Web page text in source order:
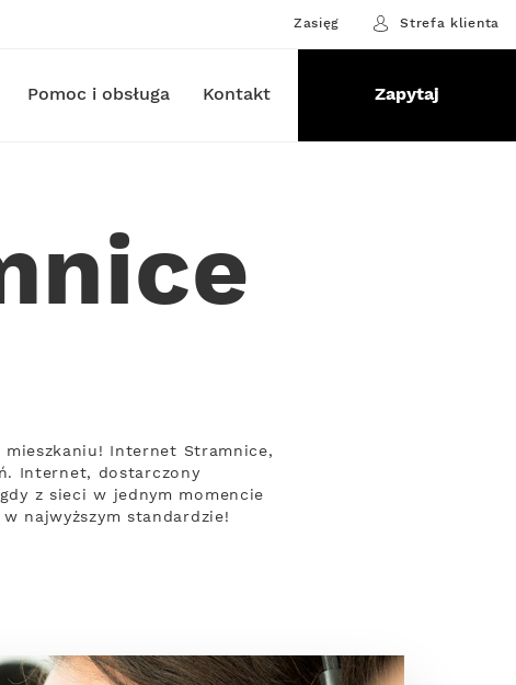
Zasięg Strefa klienta
Pomoc i obsługa Kontakt Zapytaj
mieszkaniu! Internet Stramnice,
Internet, dostarczony
z sieci w jednym momencie
najwyższym standardzie!